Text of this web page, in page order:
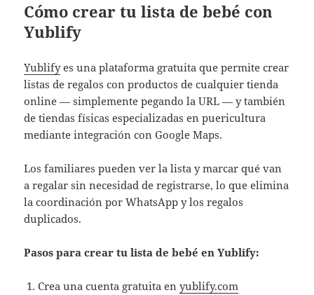
Cómo crear tu lista de bebé con
Yublify
Yublifyes una plataforma gratuita que permite crear
listas de regalos con productos de cualquier tienda
online — simplemente pegando la URL — y también
de tiendas físicas especializadas en puericultura
mediante integración con Google Maps.
Los familiares pueden ver la lista y marcar qué van
a regalar sin necesidad de registrarse, lo que elimina
la coordinación por WhatsApp y los regalos
duplicados.
Pasos para crear tu lista de bebé en Yublify:
Crea una cuenta gratuita enyublify.com